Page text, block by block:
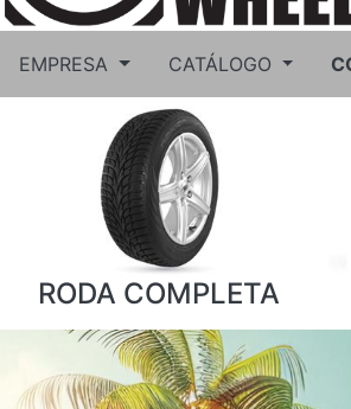
EMPRESA CATÁLOGO
RODA COMPLETA